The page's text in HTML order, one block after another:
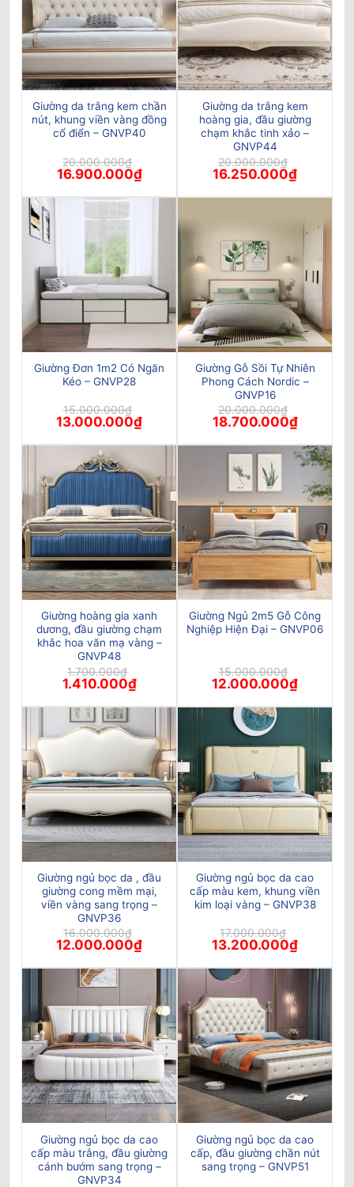
Giường da trắng kem chần
nút, khung viền vàng đồng
cổ điển – GNVP40
20.000.000₫
Giá
gốc
là:
20.000.000₫.
16.900.000₫Giá
hiện
tại
Giường da trắng kem
hoàng gia, đầu giường
chạm khắc tinh xảo –
GNVP44
20.000.000₫
Giá
gốc
là:
16.250.000₫Giá
tại
Giường Đơn 1m2 Có Ngăn
Kéo – GNVP28
15.000.000₫
Giá
gốc
là:
15.000.000₫.
13.000.000₫Giá
tại
Giường Gỗ Sồi Tự Nhiên
Phong Cách Nordic –
GNVP16
20.000.000₫
Giá
gốc
là:
20.000.000₫.
18.700.000₫Giá
hiện
tại
là:
Giường hoàng gia xanh
dương, đầu giường chạm
khắc hoa văn mạ vàng –
GNVP48
1.700.000₫
Giá
gốc
là:
1.700.000₫.
1.410.000₫Giá
hiện
tại
Giường Ngủ 2m5 Gỗ Công
Nghiệp Hiện Đại – GNVP06
15.000.000₫
Giá
gốc
là:
15.000.000₫.
12.000.000₫Giá
tại
Giường ngủ bọc da , đầu
giường cong mềm mại,
viền vàng sang trọng –
GNVP36
16.000.000₫
Giá
gốc
là:
16.000.000₫.
12.000.000₫Giá
tại
12.000.000₫.
Giường ngủ bọc da cao
cấp màu kem, khung viền
kim loại vàng – GNVP38
17.000.000₫
Giá
gốc
là:
17.000.000₫.
13.200.000₫Giá
tại
Giường ngủ bọc da cao
cấp màu trắng, đầu giường
cánh bướm sang trọng –
GNVP34
Giường ngủ bọc da cao
cấp, đầu giường chần nút
sang trọng – GNVP51